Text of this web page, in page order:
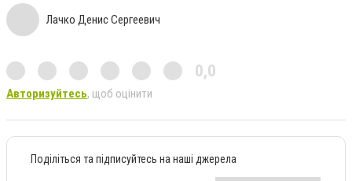
Лачко Денис Сергеевич
0,0
Авторизуйтесь, щоб оцінити
Поділіться та підписуйтесь на наші джерела